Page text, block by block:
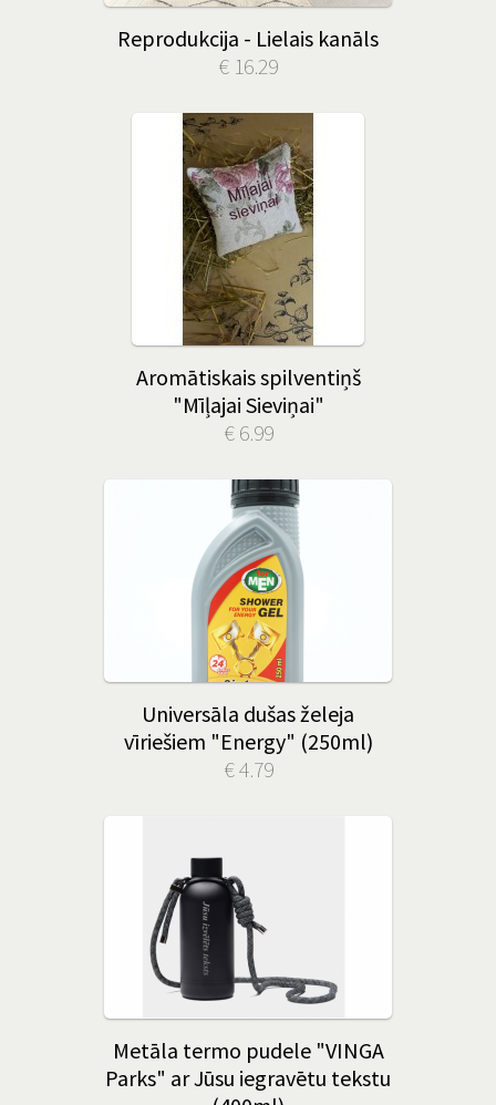
Reprodukcija - Lielais kanāls
€ 16.29
Aromātiskais spilventiņš
"Mīļajai Sieviņai"
€ 6.99
Universāla dušas želeja
vīriešiem "Energy" (250ml)
€ 4.79
Metāla termo pudele "VINGA
Parks" ar Jūsu iegravētu tekstu